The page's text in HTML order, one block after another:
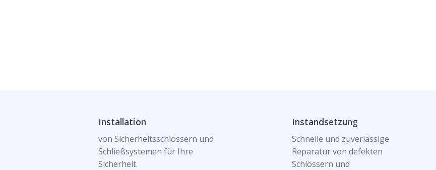
Installation
von Sicherheitsschlössern und
Schließsystemen für Ihre
Sicherheit.
Instandsetzung
Schnelle und zuverlässige
Reparatur von defekten
Schlössern und